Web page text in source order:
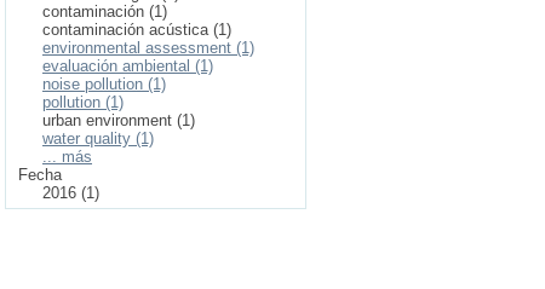
contaminación (1)
contaminación acústica (1)
environmental assessment (1)
evaluación ambiental (1)
noise pollution (1)
pollution (1)
urban environment (1)
water quality (1)
... más
Fecha
2016 (1)